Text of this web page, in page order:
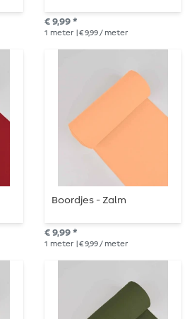
€ 9,99 *
1 meter | € 9,99 / meter
Boordjes - Zalm
€ 9,99 *
1 meter | € 9,99 / meter